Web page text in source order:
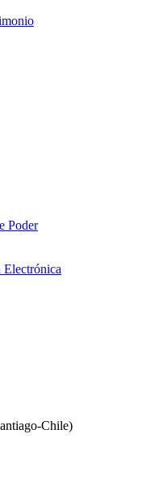
Poder
Electrónica
Chile)